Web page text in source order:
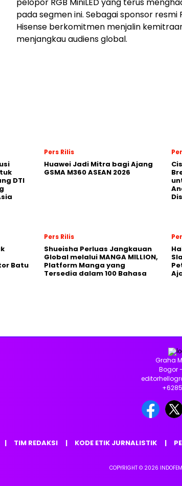
pada segmen ini. Sebagai sponsor resmi
Hisense berkomitmen menjalin
menjangkau audiens global.
DTI
Pers Rilis
Huawei Jadi Mitra bagi Ajang
GSMA M360 ASEAN 2026
Batu
Pers Rilis
Shueisha Perluas Jangkauan
Global melalui MANGA MILLION,
Platform Manga yang
Tersedia dalam 100 Bahasa
Graha
Bogor
TIM REDAKSI KODE ETIK JURNALISTIK
COPYRIGHT © 2026